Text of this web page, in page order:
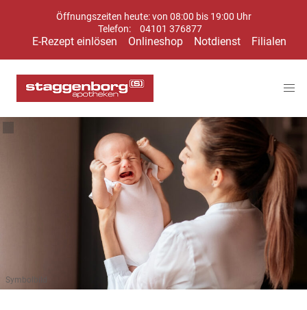
Öffnungszeiten heute: von 08:00 bis 19:00 Uhr
Telefon:
04101 376877
E-Rezept einlösen Onlineshop Notdienst Filialen
Symbolbild